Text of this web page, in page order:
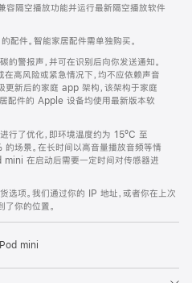
隔空播放功能并运行最新隔空播放软件
件。智能家居配件需单独购买。
警报声，并可在识别后向你发送通知。
在高风险或紧急情况下，均不应依赖声音
更新后的家庭 app 架构，该架构于家庭
配件的 Apple 设备均使用最新版本软
行了优化，即环境温度约为 15ºC 至
场景。在长时间以高音量播放音频等情
mini 在启动后需要一定时间对传感器进
选项。我们通过你的 IP 地址，或者你在上次
你的位置。
mini